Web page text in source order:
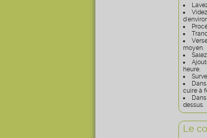
moyen.
heure.
cuire à
dessus.
Le